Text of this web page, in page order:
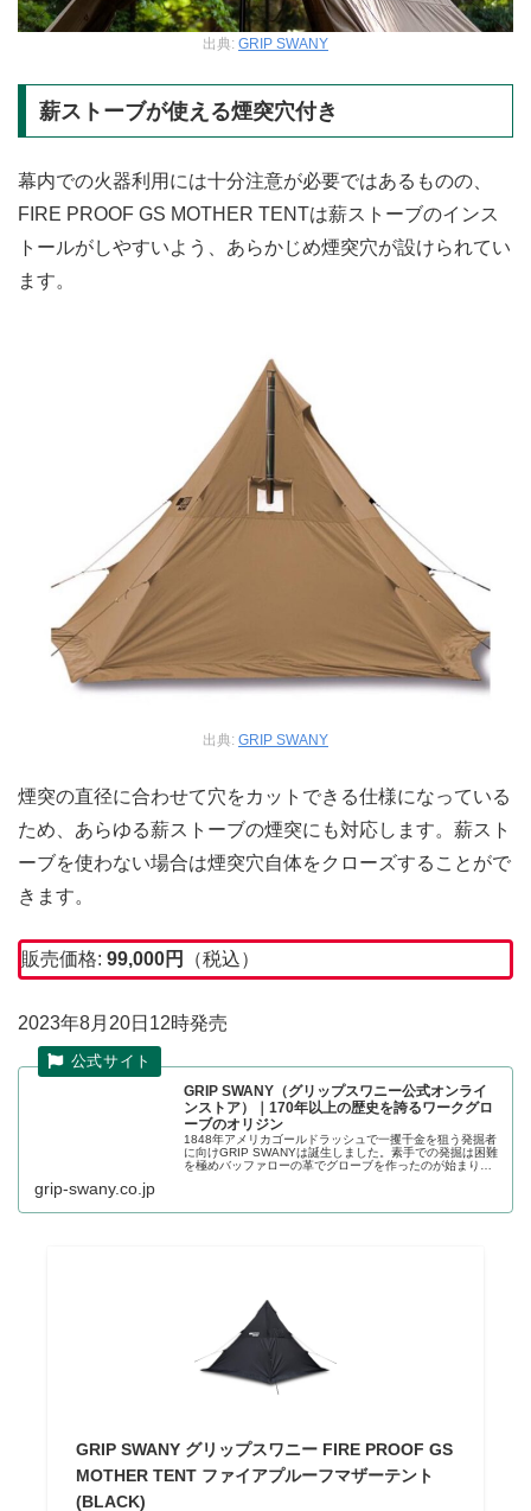
出典: GRIP SWANY
薪ストーブが使える煙突穴付き
幕内での火器利用には十分注意が必要ではあるものの、
FIRE PROOF GS MOTHER TENTは薪ストーブのインス
トールがしやすいよう、あらかじめ煙突穴が設けられてい
ます。
出典: GRIP SWANY
煙突の直径に合わせて穴をカットできる仕様になっている
ため、あらゆる薪ストーブの煙突にも対応します。薪スト
ーブを使わない場合は煙突穴自体をクローズすることがで
きます。
販売価格: 99,000円 （税込）
2023年8月20日12時発売
GRIP SWANY（グリップスワニー公式オンライ
ンストア）｜170年以上の歴史を誇るワークグロ
ーブのオリジン
1848年アメリカゴールドラッシュで一攫千金を狙う発掘者
に向けGRIP SWANYは誕生しました。素手での発掘は困難
を極めバッファローの革でグローブを作ったのが始まりで
grip-swany.co.jp
GRIP SWANY グリップスワニー FIRE PROOF GS
MOTHER TENT ファイアプルーフマザーテント
(BLACK)